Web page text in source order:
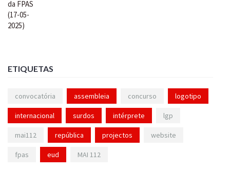
ETIQUETAS
convocatória assembleia concurso logotipo
internacional surdos intérprete lgp
mai112 república projectos website
fpas eud MAI 112